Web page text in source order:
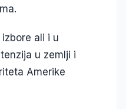
ali i u
u zemlji i
Amerike